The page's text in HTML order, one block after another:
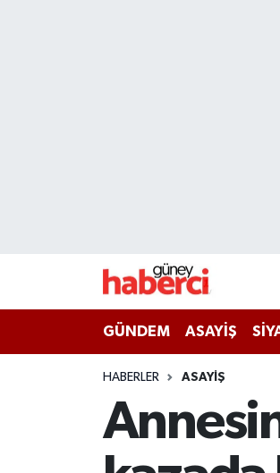
GÜNDEM ASAYİŞ
HABERLER ASAYİŞ
Haber Arşivi